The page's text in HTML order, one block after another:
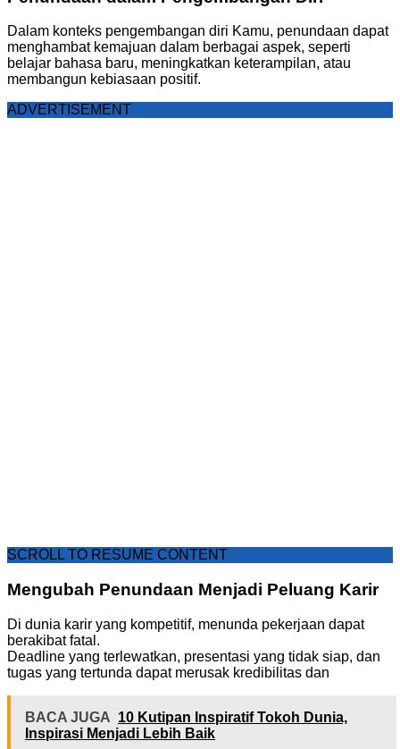
Dalam konteks pengembangan diri Kamu, penundaan dapat
menghambat kemajuan dalam berbagai aspek, seperti
belajar bahasa baru, meningkatkan keterampilan, atau
membangun kebiasaan positif.
ADVERTISEMENT
SCROLL TO RESUME CONTENT
Mengubah Penundaan Menjadi Peluang Karir
Di dunia karir yang kompetitif, menunda pekerjaan dapat
berakibat fatal.
Deadline yang terlewatkan, presentasi yang tidak siap, dan
tugas yang tertunda dapat merusak kredibilitas dan
BACA JUGA 10 Kutipan Inspiratif Tokoh Dunia,
Inspirasi Menjadi Lebih Baik